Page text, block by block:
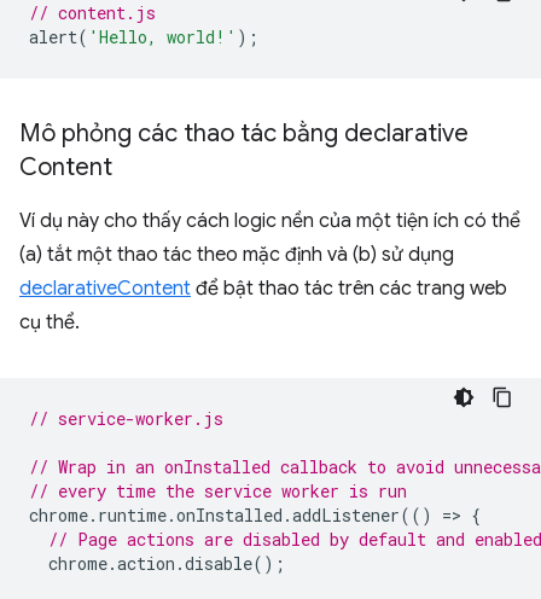
// content.js
alert( 'Hello, world!' );
Mô phỏng các thao tác bằng declarative
Content
Ví dụ này cho thấy cách logic nền của một tiện ích có thể
(a) tắt một thao tác theo mặc định và (b) sử dụng
declarativeContent để bật thao tác trên các trang web
cụ thể.
// service-worker.js
// Wrap in an onInstalled callback to avoid
// every time the service worker is run
chrome. runtime.onInstalled .addListener(() => {
// Page actions are disabled by default and
chrome.action .disable();